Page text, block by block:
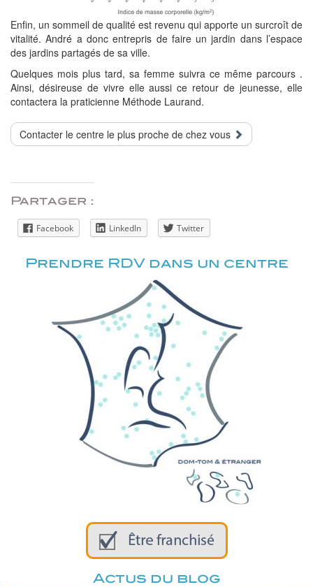
Enfin, un sommeil de qualité est revenu qui apporte un surcroît de
vitalité. André a donc entrepris de faire un jardin dans l’espace
des jardins partagés de sa ville.
Quelques mois plus tard, sa femme suivra ce même parcours .
Ainsi, désireuse de vivre elle aussi ce retour de jeunesse, elle
contactera la praticienne Méthode Laurand.
Contacter le centre le plus proche de chez vous
Partager :
Facebook LinkedIn Twitter
Prendre RDV dans un centre
Actus du blog